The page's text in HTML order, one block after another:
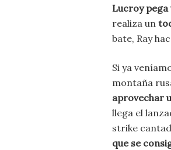
Lucroy pega
realiza un
bate, Ray
Si ya
montaña
aprovechar
llega el
strike
que se